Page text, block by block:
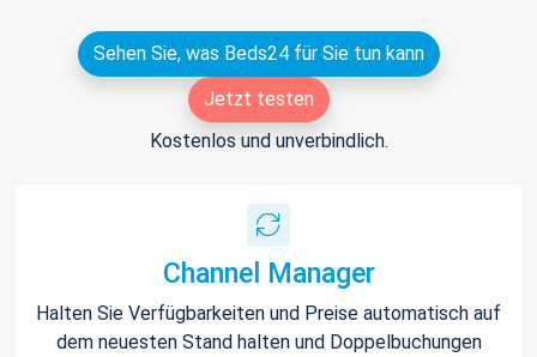
Sehen Sie, was Beds24 für Sie tun kann
Jetzt testen
Kostenlos und unverbindlich.
Channel Manager
Halten Sie Verfügbarkeiten und Preise automatisch auf
dem neuesten Stand halten und Doppelbuchungen